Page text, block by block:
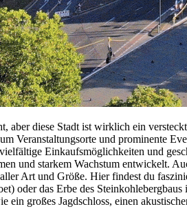
aber diese Stadt ist wirklich ein
Veranstaltungsorte und prominente
Einkaufsmöglichkeiten und
und starkem Wachstum entwickelt.
Art und Größe. Hier findest du
oder das Erbe des
großes Jagdschloss, einen